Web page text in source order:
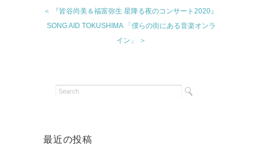
＜ 『皆谷尚美＆福富弥生 星降る夜のコンサート2020』
SONG AID TOKUSHIMA 「僕らの街にある音楽オンラ
イン」 ＞
最近の投稿